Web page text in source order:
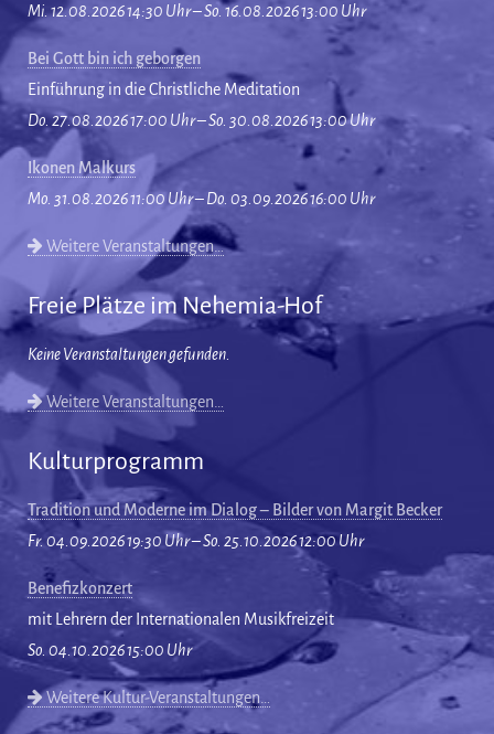
Mi. 12.08.2026 14:30 Uhr – So. 16.08.2026 13:00 Uhr
Bei Gott bin ich geborgen
Einführung in die Christliche Meditation
Do. 27.08.2026 17:00 Uhr – So. 30.08.2026 13:00 Uhr
Ikonen Malkurs
Mo. 31.08.2026 11:00 Uhr – Do. 03.09.2026 16:00 Uhr
Weitere Veranstaltungen…
Freie Plätze im Nehemia-Hof
Keine Veranstaltungen gefunden.
Weitere Veranstaltungen…
Kulturprogramm
Tradition und Moderne im Dialog – Bilder von Margit Becker
Fr. 04.09.2026 19:30 Uhr – So. 25.10.2026 12:00 Uhr
Benefizkonzert
mit Lehrern der Internationalen Musikfreizeit
So. 04.10.2026 15:00 Uhr
Weitere Kultur-Veranstaltungen…